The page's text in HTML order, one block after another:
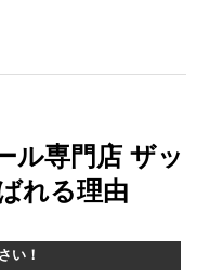
ル専門店 ザッ
れる理由
い！